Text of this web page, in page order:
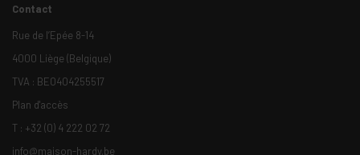
Contact
Rue de l’Epée 8-14
4000 Liège (Belgique)
TVA : BE0404255517
Plan d'accès
T : +32 (0) 4 222 02 72
info@maison-hardy.be